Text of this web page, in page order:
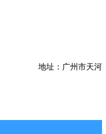
地址：广州市天河